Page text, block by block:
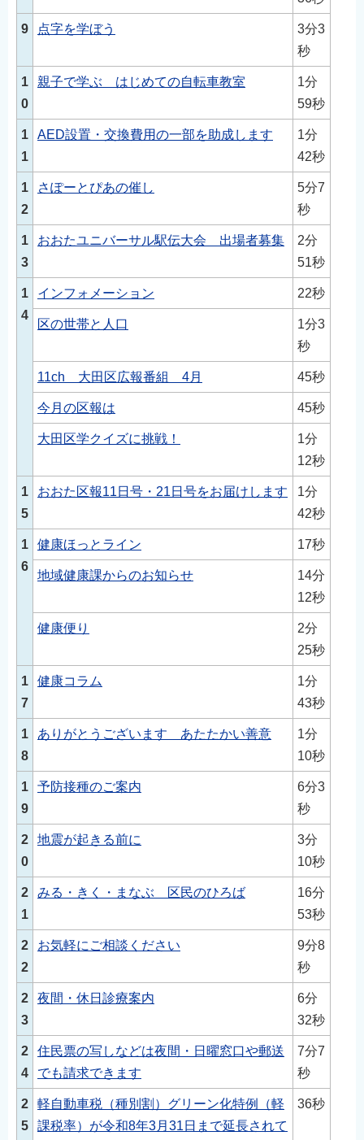
9 点字を学ぼう
3分3
秒
1
0
親子で学ぶ はじめての自転車教室
1分
59秒
1
1
AED設置・交換費用の一部を助成します
1分
42秒
1
2
さぽーとぴあの催し
5分7
秒
1
3
おおたユニバーサル駅伝大会 出場者募集
2分
51秒
1
4
インフォメーション 22秒
区の世帯と人口
1分3
秒
11ch 大田区広報番組 4月 45秒
今月の区報は 45秒
大田区学クイズに挑戦！
1分
12秒
1
5
おおた区報11日号・21日号をお届けします
1分
42秒
1
6
健康ほっとライン 17秒
地域健康課からのお知らせ
14分
12秒
健康便り
2分
25秒
1
7
健康コラム
1分
43秒
1
8
ありがとうございます あたたかい善意
1分
10秒
1
9
予防接種のご案内
6分3
秒
2
0
地震が起きる前に
3分
10秒
2
1
みる・きく・まなぶ 区民のひろば
16分
53秒
2
2
お気軽にご相談ください
9分8
秒
2
3
夜間・休日診療案内
6分
32秒
2
4
住民票の写しなどは夜間・日曜窓口や郵送
でも請求できます
7分7
秒
2
5
軽自動車税（種別割）グリーン化特例（軽
課税率）が令和8年3月31日まで延長されて
36秒